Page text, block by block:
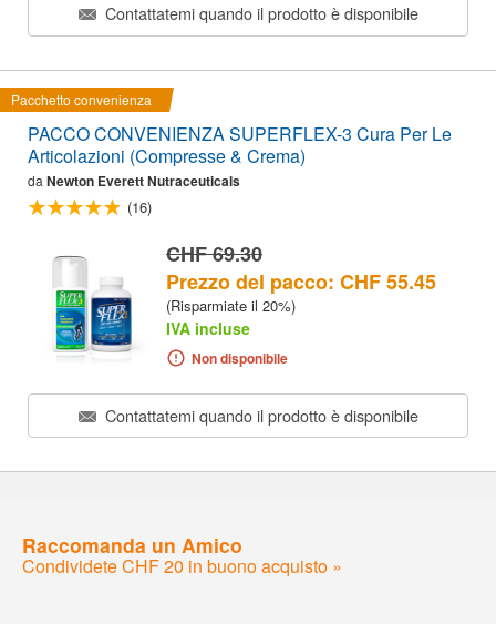
Contattatemi quando il prodotto è disponibile
Pacchetto convenienza
PACCO CONVENIENZA SUPERFLEX-3 Cura Per Le
Articolazioni (Compresse & Crema)
da Newton Everett Nutraceuticals
(16)
CHF 69.30
Prezzo del pacco: CHF 55.45
(Risparmiate il 20%)
IVA incluse
Non disponibile
Contattatemi quando il prodotto è disponibile
Raccomanda un Amico
Condividete CHF 20 in buono acquisto »